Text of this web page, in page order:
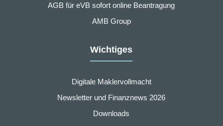
AGB für eVB sofort online Beantragung
AMB Group
Wichtiges
Digitale Maklervollmacht
Newsletter und Finanznews 2026
Downloads